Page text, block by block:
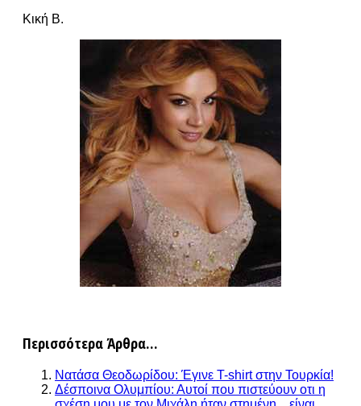
Κική Β.
Περισσότερα Άρθρα...
Νατάσα Θεοδωρίδου: Έγινε T-shirt στην Τουρκία!
Δέσποινα Ολυμπίου: Αυτοί που πιστεύουν οτι η